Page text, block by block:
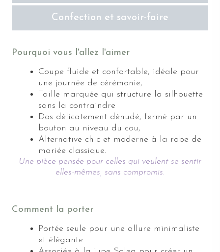
Confection et savoir-faire
Pourquoi vous l'allez l'aimer
Coupe fluide et confortable, idéale pour
une journée de cérémonie,
Taille marquée qui structure la silhouette
sans la contraindre
Dos délicatement dénudé, fermé par un
bouton au niveau du cou,
Alternative chic et moderne à la robe de
mariée classique.
Une pièce pensée pour celles qui veulent se sentir
elles-mêmes, sans compromis.
Comment la porter
Portée seule pour une allure minimaliste
et élégante